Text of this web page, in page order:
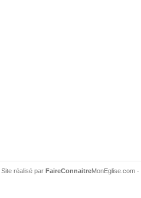
Site réalisé par FaireConnaitreMonEglise.com -